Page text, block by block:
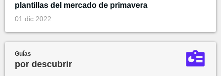
plantillas del mercado de primavera
01 dic 2022
Guías
por descubrir